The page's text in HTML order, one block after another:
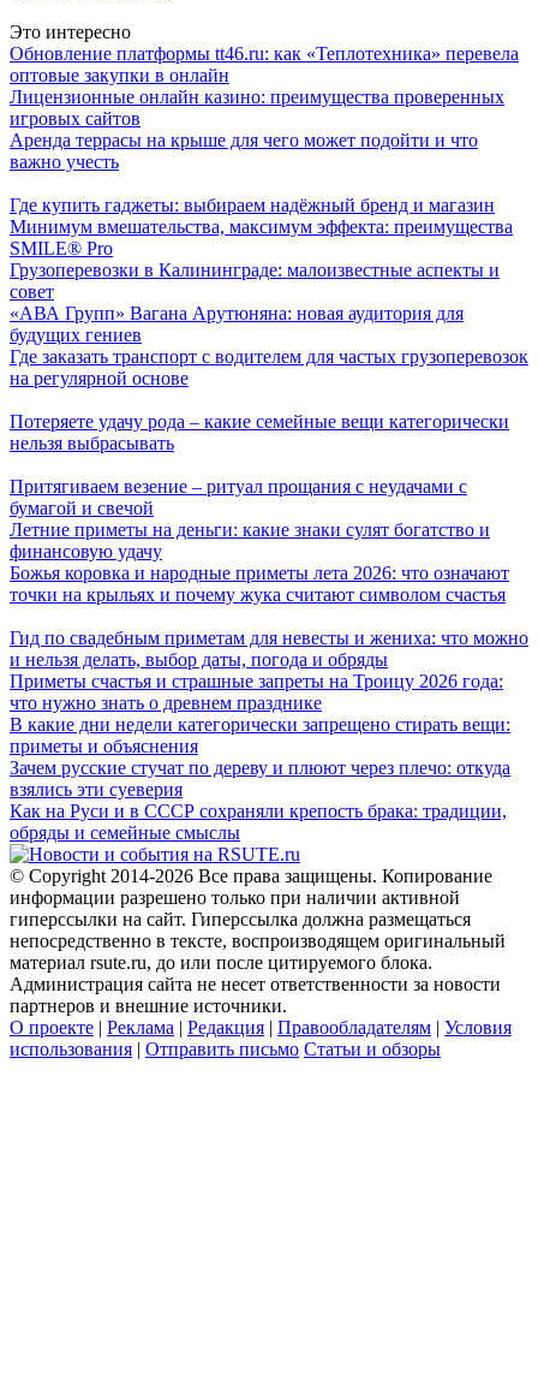
Это интересно
Обновление платформы tt46.ru: как «Теплотехника» перевела
оптовые закупки в онлайн
Лицензионные онлайн казино: преимущества проверенных
игровых сайтов
Аренда террасы на крыше для чего может подойти и что
важно учесть
Где купить гаджеты: выбираем надёжный бренд и магазин
Минимум вмешательства, максимум эффекта: преимущества
SMILE® Pro
Грузоперевозки в Калининграде: малоизвестные аспекты и
совет
«АВА Групп» Вагана Арутюняна: новая аудитория для
будущих гениев
Где заказать транспорт с водителем для частых грузоперевозок
на регулярной основе
Потеряете удачу рода – какие семейные вещи категорически
нельзя выбрасывать
Притягиваем везение – ритуал прощания с неудачами с
бумагой и свечой
Летние приметы на деньги: какие знаки сулят богатство и
финансовую удачу
Божья коровка и народные приметы лета 2026: что означают
точки на крыльях и почему жука считают символом счастья
Гид по свадебным приметам для невесты и жениха: что можно
и нельзя делать, выбор даты, погода и обряды
Приметы счастья и страшные запреты на Троицу 2026 года:
что нужно знать о древнем празднике
В какие дни недели категорически запрещено стирать вещи:
приметы и объяснения
Зачем русские стучат по дереву и плюют через плечо: откуда
взялись эти суеверия
Как на Руси и в СССР сохраняли крепость брака: традиции,
обряды и семейные смыслы
© Copyright 2014-2026 Все права защищены. Копирование
информации разрешено только при наличии активной
гиперссылки на сайт. Гиперссылка должна размещаться
непосредственно в тексте, воспроизводящем оригинальный
материал rsute.ru, до или после цитируемого блока.
Администрация сайта не несет ответственности за новости
партнеров и внешние источники.
О проекте | Реклама | Редакция | Правообладателям | Условия
использования | Отправить письмо Статьи и обзоры